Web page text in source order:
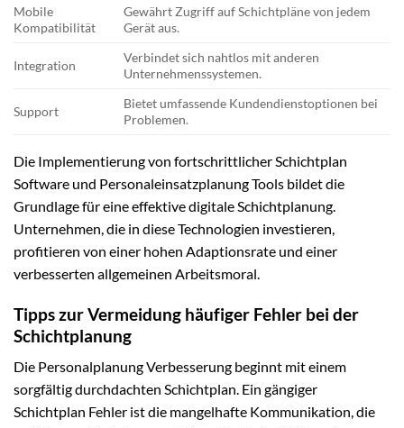
Mobile
Kompatibilität
Gewährt Zugriff auf Schichtpläne von jedem
Gerät aus.
Integration
Verbindet sich nahtlos mit anderen
Unternehmenssystemen.
Support
Bietet umfassende Kundendienstoptionen bei
Problemen.
Die Implementierung von fortschrittlicher Schichtplan
Software und Personaleinsatzplanung Tools bildet die
Grundlage für eine effektive digitale Schichtplanung.
Unternehmen, die in diese Technologien investieren,
profitieren von einer hohen Adaptionsrate und einer
verbesserten allgemeinen Arbeitsmoral.
Tipps zur Vermeidung häufiger Fehler bei der
Schichtplanung
Die Personalplanung Verbesserung beginnt mit einem
sorgfältig durchdachten Schichtplan. Ein gängiger
Schichtplan Fehler ist die mangelhafte Kommunikation, die